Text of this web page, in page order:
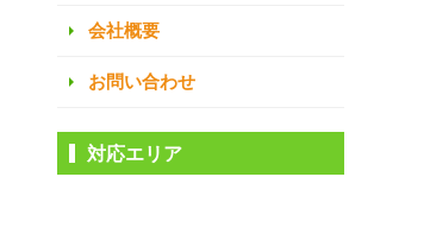
会社概要
お問い合わせ
対応エリア